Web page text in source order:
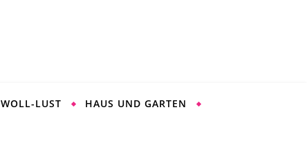
WOLL-LUST HAUS UND GARTEN